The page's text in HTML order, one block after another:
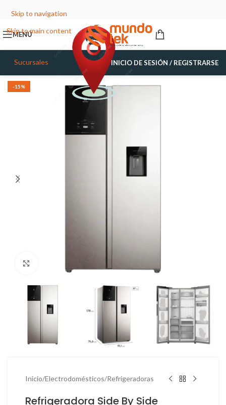
Skip to navigation
Skip to main content
MENÚ
Sucursales INICIO DE SESIÓN / REGISTRARSE
-15%
Inicio/Electrodomésticos/Refrigeradoras
Refrigeradora Side By Side